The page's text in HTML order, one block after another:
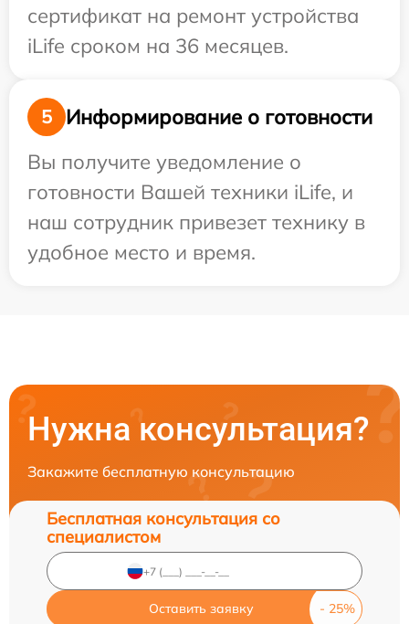
сертификат на ремонт устройства
iLife сроком на 36 месяцев.
5
Информирование о готовности
Вы получите уведомление о
готовности Вашей техники iLife, и
наш сотрудник привезет технику в
удобное место и время.
Нужна консультация?
Закажите бесплатную консультацию
Бесплатная консультация со
специалистом
Оставить заявку